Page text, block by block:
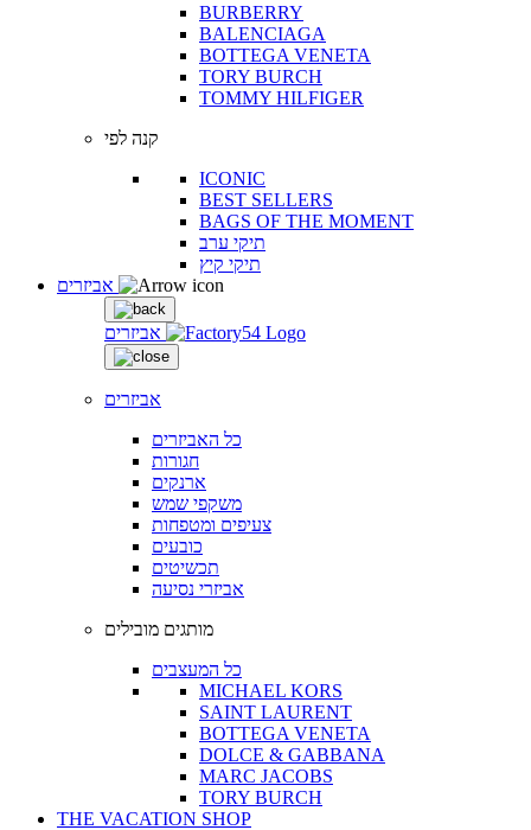
BURBERRY
BALENCIAGA
BOTTEGA VENETA
TORY BURCH
TOMMY HILFIGER
קנה לפי
ICONIC
BEST SELLERS
BAGS OF THE MOMENT
תיקי ערב
תיקי קיץ
אביזרים
אביזרים
כל האביזרים
חגורות
ארנקים
משקפי שמש
צעיפים ומטפחות
כובעים
תכשיטים
אביזרי נסיעה
מותגים מובילים
כל המעצבים
MICHAEL KORS
SAINT LAURENT
BOTTEGA VENETA
DOLCE & GABBANA
MARC JACOBS
TORY BURCH
THE VACATION SHOP